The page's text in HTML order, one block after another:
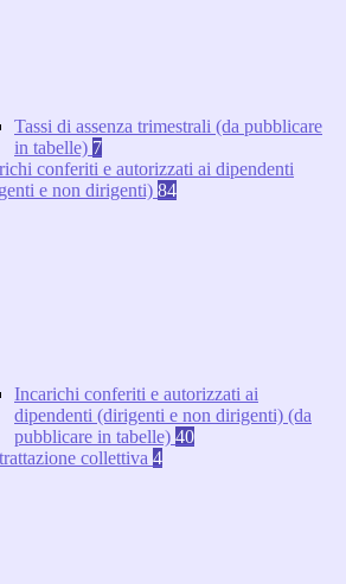
Tassi di assenza trimestrali (da pubblicare
in tabelle) 7
conferiti e autorizzati ai dipendenti
e non dirigenti) 84
Incarichi conferiti e autorizzati ai
dipendenti (dirigenti e non dirigenti) (da
pubblicare in tabelle) 40
collettiva 4